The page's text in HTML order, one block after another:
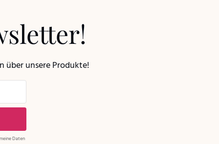
über unsere Produkte!
Daten